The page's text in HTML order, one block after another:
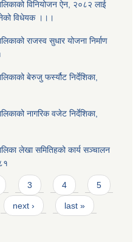
विनियोजन ऐन, २०८२ लाई
विधेयक ।।।
राजस्व सुधार योजना निर्माण
बेरुजु फर्स्यौट निर्देशिका,
नागरिक वजेट निर्देशिका,
लेखा समितिहको कार्य सञ्चालन
3 4 5
next › last »